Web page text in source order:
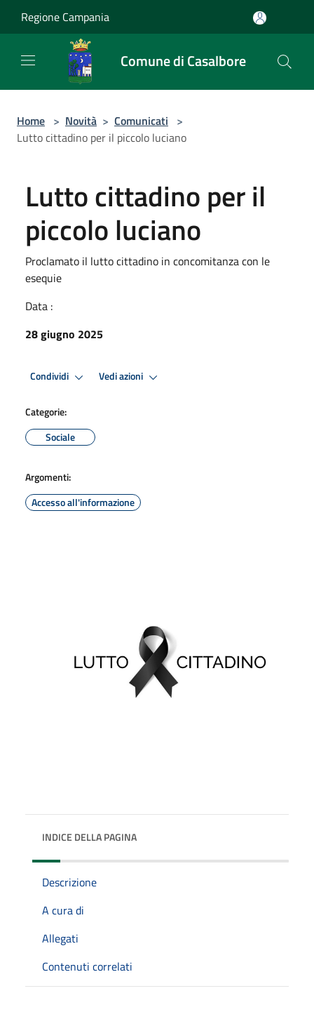
Regione Campania
Comune di Casalbore
Home > Novità > Comunicati >
Lutto cittadino per il piccolo luciano
Lutto cittadino per il
piccolo luciano
Proclamato il lutto cittadino in concomitanza con le
esequie
Data :
28 giugno 2025
Condividi Vedi azioni
Categorie:
Sociale
Argomenti:
Accesso all'informazione
INDICE DELLA PAGINA
Descrizione
A cura di
Allegati
Contenuti correlati